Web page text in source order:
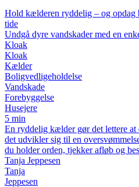
Hold kælderen ryddelig – og opdag
tide
Undgå dyre vandskader med en
Kloak
Kloak
Kælder
Boligvedligeholdelse
Vandskade
Forebyggelse
Husejere
5 min
En ryddelig kælder gør det lettere
det udvikler sig til en
du holder orden, tjekker afløb og
Tanja Jeppesen
Tanja
Jeppesen